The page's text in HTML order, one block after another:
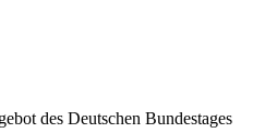
des Deutschen Bundestages